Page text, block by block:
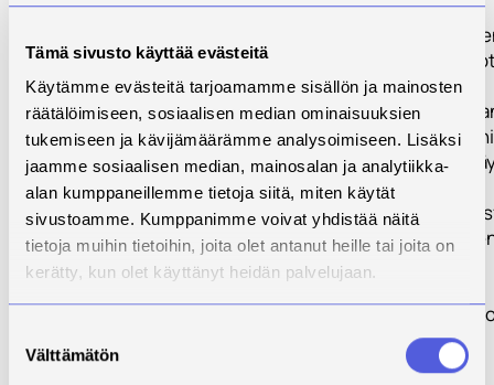
Tämä sivusto käyttää evästeitä
Käytämme evästeitä tarjoamamme sisällön ja mainosten
räätälöimiseen, sosiaalisen median ominaisuuksien
tukemiseen ja kävijämäärämme analysoimiseen. Lisäksi
jaamme sosiaalisen median, mainosalan ja analytiikka-
alan kumppaneillemme tietoja siitä, miten käytät
sivustoamme. Kumppanimme voivat yhdistää näitä
tietoja muihin tietoihin, joita olet antanut heille tai joita on
kerätty, kun olet käyttänyt heidän palvelujaan.
valinta
Välttämätön
TP 2
lannoituksen
TP 3
vaikutus
typen
TP 4 Typen ja
viljelykierrossa
TP 5 Typen
mallinnus